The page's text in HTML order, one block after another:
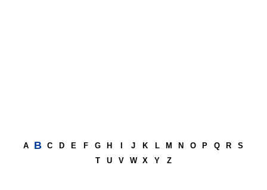
A B C D E F G H J K L M N O P Q R
S
T
U V W X Y Z